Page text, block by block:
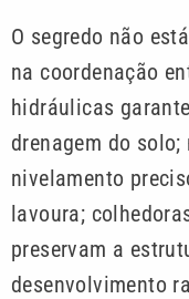
O segredo não
na coordenação
hidráulicas
drenagem do
nivelamento
lavoura;
preservam a
desenvolvimento